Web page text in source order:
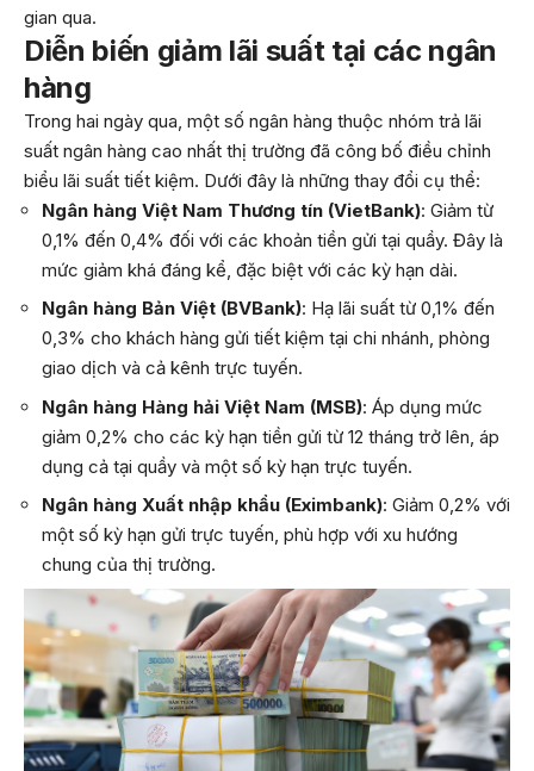
gian qua.
Diễn biến giảm lãi suất tại các ngân
hàng
Trong hai ngày qua, một số ngân hàng thuộc nhóm trả lãi
suất ngân hàng cao nhất thị trường đã công bố điều chỉnh
biểu lãi suất tiết kiệm. Dưới đây là những thay đổi cụ thể:
Ngân hàng Việt Nam Thương tín (VietBank): Giảm từ
0,1% đến 0,4% đối với các khoản tiền gửi tại quầy. Đây là
mức giảm khá đáng kể, đặc biệt với các kỳ hạn dài.
Ngân hàng Bản Việt (BVBank): Hạ lãi suất từ 0,1% đến
0,3% cho khách hàng gửi tiết kiệm tại chi nhánh, phòng
giao dịch và cả kênh trực tuyến.
Ngân hàng Hàng hải Việt Nam (MSB): Áp dụng mức
giảm 0,2% cho các kỳ hạn tiền gửi từ 12 tháng trở lên, áp
dụng cả tại quầy và một số kỳ hạn trực tuyến.
Ngân hàng Xuất nhập khẩu (Eximbank): Giảm 0,2% với
một số kỳ hạn gửi trực tuyến, phù hợp với xu hướng
chung của thị trường.